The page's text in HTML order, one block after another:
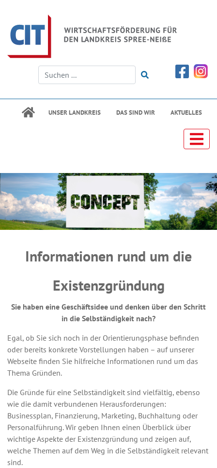
UNSER LANDKREIS DAS SIND WIR AKTUELLES
Informationen rund um die
Existenzgründung
Sie haben eine Geschäftsidee und denken über den Schritt
in die Selbständigkeit nach?
Egal, ob Sie sich noch in der Orientierungsphase befinden
oder bereits konkrete Vorstellungen haben – auf unserer
Webseite finden Sie hilfreiche Informationen rund um das
Thema Gründen.
Die Gründe für eine Selbständigkeit sind vielfältig, ebenso
wie die damit verbundenen Herausforderungen:
Businessplan, Finanzierung, Marketing, Buchhaltung oder
Personalführung. Wir geben Ihnen einen Überblick über
wichtige Aspekte der Existenzgründung und zeigen auf,
welche Themen auf dem Weg in die Selbständigkeit relevant
sind.